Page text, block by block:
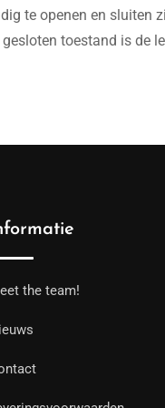
te openen en sluiten
toestand is de
the team!